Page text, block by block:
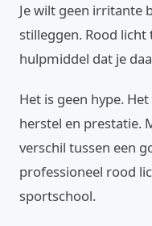
Je wilt geen irritante
stilleggen. Rood
hulpmiddel dat je
Het is geen hype.
herstel en prestatie.
verschil tussen een
professioneel rood
sportschool.